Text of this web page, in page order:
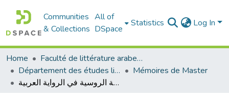
Communities
& Collections
All of
DSpace
Statistics Log In
Home
Faculté de littérature arabe et des arts
Département des études littéraires et critiques
Mémoires de Master
تاثير الرواية الروسية في الرواية العربية